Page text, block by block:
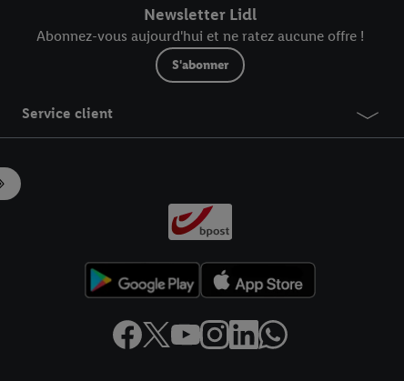
Newsletter Lidl
Abonnez-vous aujourd'hui et ne ratez aucune offre !
S'abonner
Service client